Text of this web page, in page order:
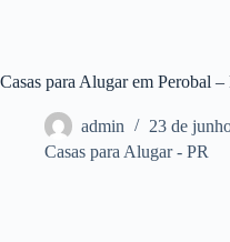
Casas para Alugar em Perobal
admin
23 de
Casas para Alugar - PR